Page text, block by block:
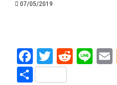
07/05/2019
Facebook
Twitter
Reddit
Share